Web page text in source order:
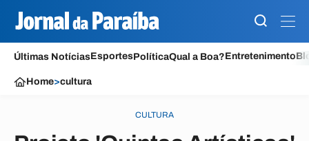
Últimas NotíciasEsportesPolíticaQual a Boa?Entretenimento
Home>cultura
CULTURA